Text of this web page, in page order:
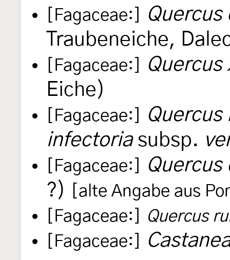
[Fagaceae:]
Quercus
Traubeneiche,
[Fagaceae:]
Quercus
Eiche)
[Fagaceae:]
Quercus
infectoriasubsp.
[Fagaceae:]
Quercus
?)
[alte Angabe aus
[Fagaceae:]
Quercus
[Fagaceae:]